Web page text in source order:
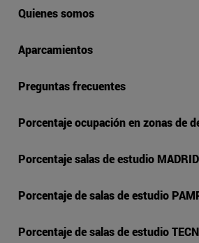
Quienes somos
Aparcamientos
Preguntas frecuentes
Porcentaje ocupación en zonas de
Porcentaje salas de estudio MADRID
Porcentaje de salas de estudio
Porcentaje de salas de estudio